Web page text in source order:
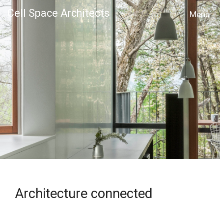
Cell Space Architects
MENU
Architecture connected